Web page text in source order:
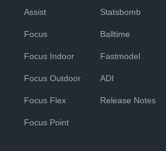
Assist
Focus
Focus Indoor
Focus Outdoor
Focus Flex
Focus Point
Statsbomb
Balltime
Fastmodel
ADI
Release Notes